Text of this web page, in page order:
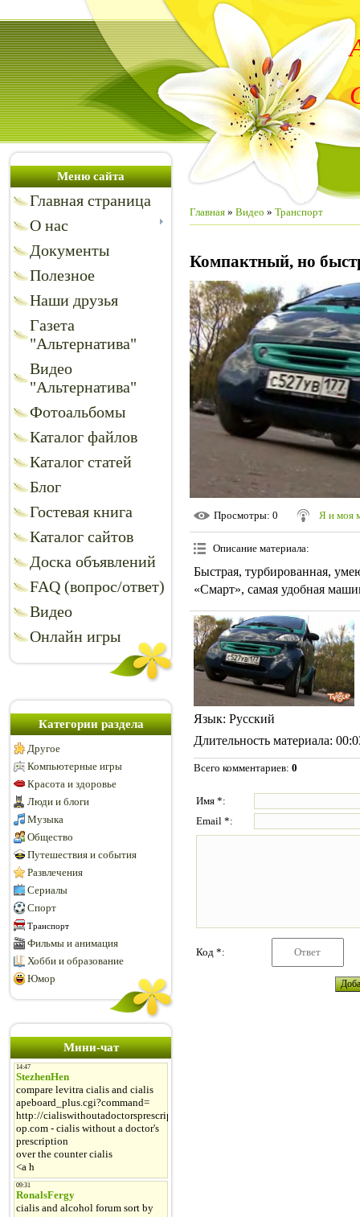
Меню сайта
Главная страница
О нас
Документы
Полезное
Наши друзья
Газета
"Альтернатива"
Видео
"Альтернатива"
Фотоальбомы
Каталог файлов
Каталог статей
Блог
Гостевая книга
Каталог сайтов
Доска объявлений
FAQ (вопрос/ответ)
Видео
Онлайн игры
Категории раздела
Другое
Компьютерные игры
Красота и здоровье
Люди и блоги
Музыка
Общество
Путешествия и события
Развлечения
Сериалы
Спорт
Транспорт
Фильмы и анимация
Хобби и образование
Юмор
Мини-чат
Главная » Видео » Транспорт
Компактный, но
Просмотры: 0 Я и моя
Описание материала:
Быстрая, турбированная,
«Смарт», самая удобная
Язык: Русский
Длительность материала:
Всего комментариев: 0
Имя *:
Email *:
Код *: